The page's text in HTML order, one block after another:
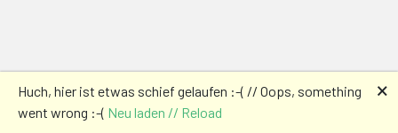
Huch, hier ist etwas schief gelaufen :-( // Oops, something
went wrong :-( Neu laden // Reload
🗙